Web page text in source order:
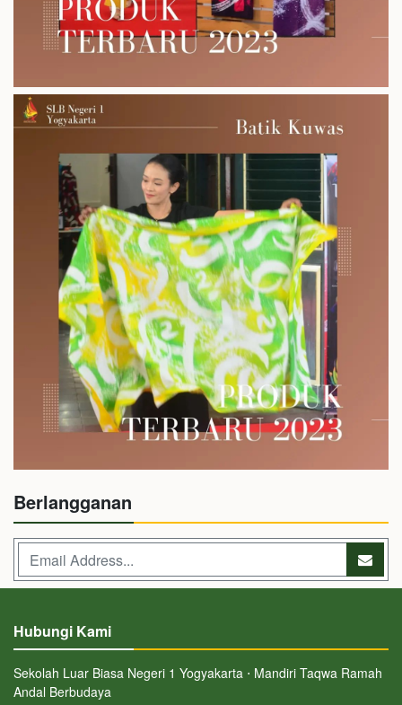
Berlangganan
Hubungi Kami
Sekolah Luar Biasa Negeri 1 Yogyakarta ⋅ Mandiri Taqwa Ramah
Andal Berbudaya